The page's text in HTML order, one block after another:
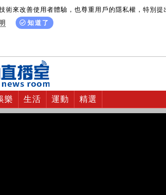
來改善使用者體驗，也尊重用戶的隱私權，特別提
知道了
樂 生活 運動 精選